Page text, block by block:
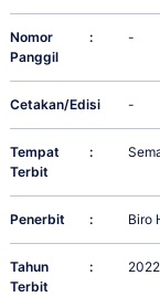
Nomor
Panggil
: -
Cetakan/Edisi
: -
Tempat
Terbit
:
Penerbit : Biro
Tahun
Terbit
: 2022